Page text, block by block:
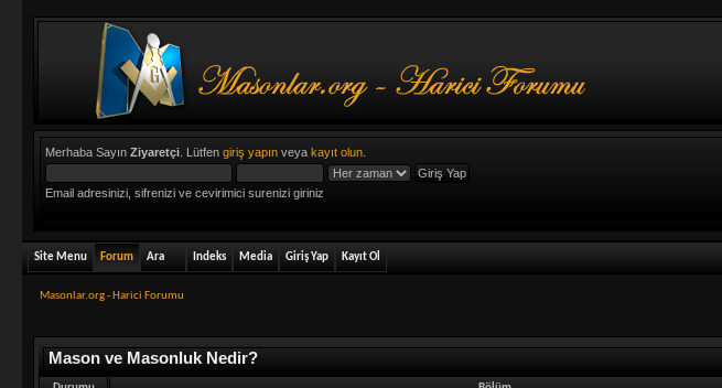
Merhaba SayınZiyaretçi . Lütfengiriş yapın veyakayıt olun
Email adresinizi, sifrenizi ve cevirimici surenizi giriniz
Site Menu Forum Ara Indeks Media Giriş Yap Kayıt Ol
Masonlar.org - Harici Forumu
Mason ve Masonluk Nedir?